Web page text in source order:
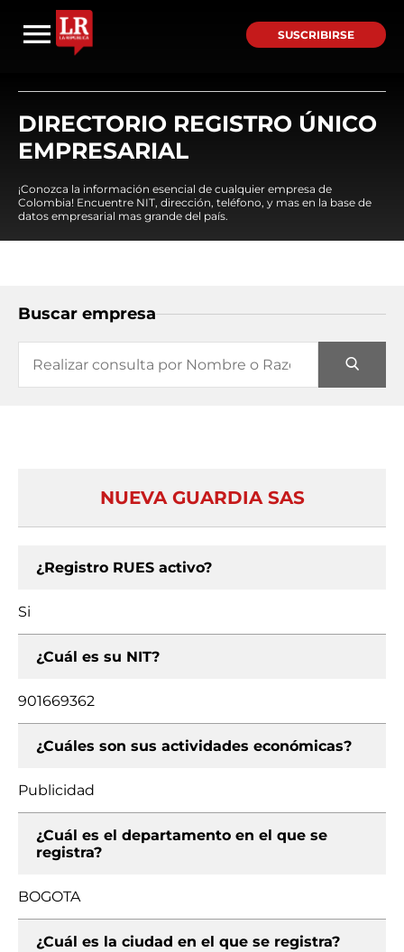
SUSCRIBIRSE
DIRECTORIO REGISTRO ÚNICO
EMPRESARIAL
¡Conozca la información esencial de cualquier empresa de
Colombia! Encuentre NIT, dirección, teléfono, y mas en la base de
datos empresarial mas grande del país.
Buscar empresa
NUEVA GUARDIA SAS
¿Registro RUES activo?
Si
¿Cuál es su NIT?
901669362
¿Cuáles son sus actividades económicas?
Publicidad
¿Cuál es el departamento en el que se
registra?
BOGOTA
¿Cuál es la ciudad en el que se registra?